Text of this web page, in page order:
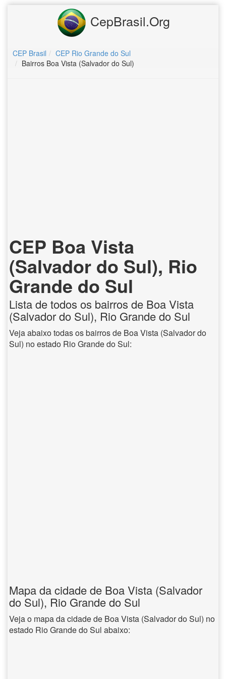
CepBrasil.Org
CEP Brasil
CEP Rio Grande do Sul
Bairros Boa Vista (Salvador do Sul)
CEP Boa Vista
(Salvador do Sul), Rio
Grande do Sul
Lista de todos os bairros de Boa Vista
(Salvador do Sul), Rio Grande do Sul
Veja abaixo todas os bairros de Boa Vista (Salvador do
Sul) no estado Rio Grande do Sul:
Mapa da cidade de Boa Vista (Salvador
do Sul), Rio Grande do Sul
Veja o mapa da cidade de Boa Vista (Salvador do Sul) no
estado Rio Grande do Sul abaixo: